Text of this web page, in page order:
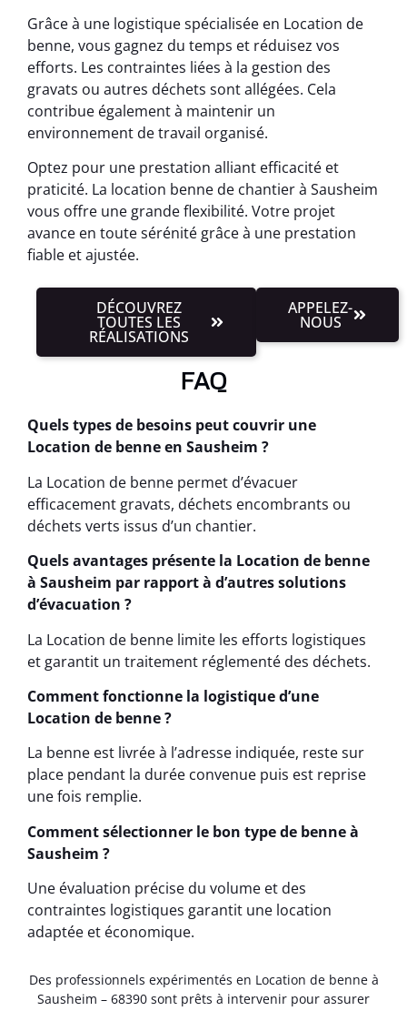
Grâce à une logistique spécialisée en Location de
benne, vous gagnez du temps et réduisez vos
efforts. Les contraintes liées à la gestion des
gravats ou autres déchets sont allégées. Cela
contribue également à maintenir un
environnement de travail organisé.
Optez pour une prestation alliant efficacité et
praticité. La location benne de chantier à Sausheim
vous offre une grande flexibilité. Votre projet
avance en toute sérénité grâce à une prestation
fiable et ajustée.
DÉCOUVREZ
TOUTES LES
RÉALISATIONS
APPELEZ-
NOUS
FAQ
Quels types de besoins peut couvrir une
Location de benne en Sausheim ?
La Location de benne permet d’évacuer
efficacement gravats, déchets encombrants ou
déchets verts issus d’un chantier.
Quels avantages présente la Location de benne
à Sausheim par rapport à d’autres solutions
d’évacuation ?
La Location de benne limite les efforts logistiques
et garantit un traitement réglementé des déchets.
Comment fonctionne la logistique d’une
Location de benne ?
La benne est livrée à l’adresse indiquée, reste sur
place pendant la durée convenue puis est reprise
une fois remplie.
Comment sélectionner le bon type de benne à
Sausheim ?
Une évaluation précise du volume et des
contraintes logistiques garantit une location
adaptée et économique.
Des professionnels expérimentés en Location de benne à
Sausheim – 68390 sont prêts à intervenir pour assurer